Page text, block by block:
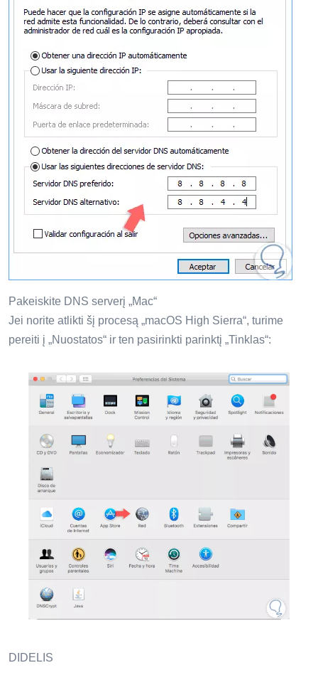
Pakeiskite DNS serverį „Mac“
Jei norite atlikti šį procesą „macOS High Sierra“, turime
pereiti į „Nuostatos“ ir ten pasirinkti parinktį „Tinklas“:
DIDELIS